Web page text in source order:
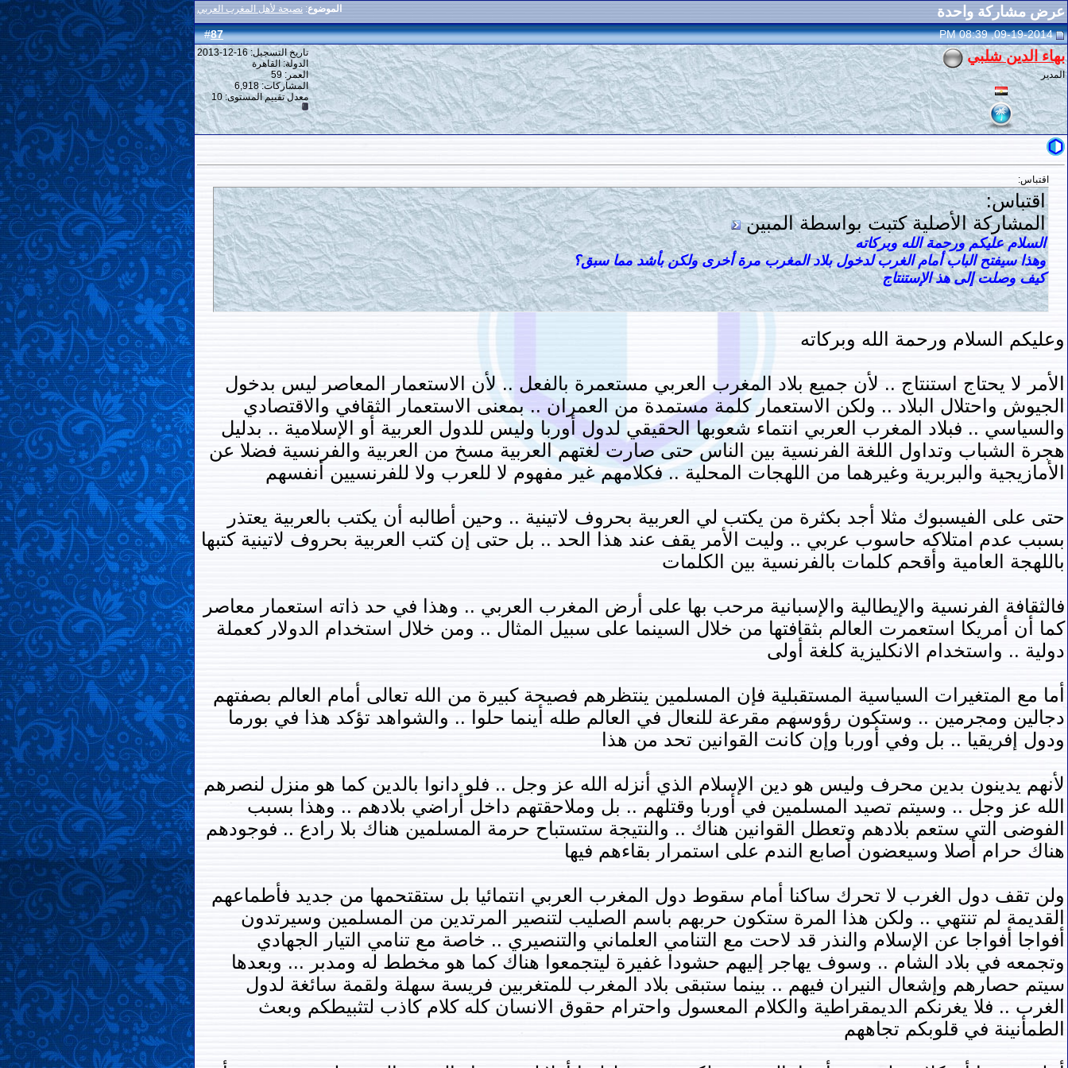
الموضوع: نصيحة لأهل المغرب العربي عرض مشاركة واحدة
#
87 09-19-2014, 08:39 PM
بهاء الدين شلبي
المدير
تاريخ التسجيل: 16-12-2013
الدولة: القاهرة
العمر: 59
المشاركات: 6,918
معدل تقييم المستوى: 10
اقتباس:
اقتباس:
المشاركة الأصلية كتبت بواسطة المبين
السلام عليكم ورحمة الله وبركاته
وهذا سيفتح الباب أمام الغرب لدخول بلاد المغرب مرة أخرى ولكن بأشد مما سبق؟
كيف وصلت إلى هذ الإستنتاج
وعليكم السلام ورحمة الله وبركاته
الأمر لا يحتاج استنتاج .. لأن جميع بلاد المغرب العربي مستعمرة بالفعل .. لأن الاستعمار المعاصر ليس بدخول
الجيوش واحتلال البلاد .. ولكن الاستعمار كلمة مستمدة من العمران .. بمعنى الاستعمار الثقافي والاقتصادي
والسياسي .. فبلاد المغرب العربي انتماء شعوبها الحقيقي لدول أوربا وليس للدول العربية أو الإسلامية .. بدليل
هجرة الشباب وتداول اللغة الفرنسية بين الناس حتى صارت لغتهم العربية مسخ من العربية والفرنسية فضلا عن
الأمازيجية والبربرية وغيرهما من اللهجات المحلية .. فكلامهم غير مفهوم لا للعرب ولا للفرنسيين أنفسهم
حتى على الفيسبوك مثلا أجد بكثرة من يكتب لي العربية بحروف لاتينية .. وحين أطالبه أن يكتب بالعربية يعتذر
بسبب عدم امتلاكه حاسوب عربي .. وليت الأمر يقف عند هذا الحد .. بل حتى إن كتب العربية بحروف لاتينية كتبها
باللهجة العامية وأقحم كلمات بالفرنسية بين الكلمات
فالثقافة الفرنسية والإيطالية والإسبانية مرحب بها على أرض المغرب العربي .. وهذا في حد ذاته استعمار معاصر
كما أن أمريكا استعمرت العالم بثقافتها من خلال السينما على سبيل المثال .. ومن خلال استخدام الدولار كعملة
دولية .. واستخدام الانكليزية كلغة أولى
أما مع المتغيرات السياسية المستقبلية فإن المسلمين ينتظرهم فصيحة كبيرة من الله تعالى أمام العالم بصفتهم
دجالين ومجرمين .. وستكون رؤوسهم مقرعة للنعال في العالم طله أينما حلوا .. والشواهد تؤكد هذا في بورما
ودول إفريقيا .. بل وفي أوربا وإن كانت القوانين تحد من هذا
لأنهم يدينون بدين محرف وليس هو دين الإسلام الذي أنزله الله عز وجل .. فلو دانوا بالدين كما هو منزل لنصرهم
الله عز وجل .. وسيتم تصيد المسلمين في أوربا وقتلهم .. بل وملاحقتهم داخل أراضي بلادهم .. وهذا بسبب
الفوضى التي ستعم بلادهم وتعطل القوانين هناك .. والنتيجة ستستباح حرمة المسلمين هناك بلا رادع .. فوجودهم
هناك حرام أصلا وسيعضون أصابع الندم على استمرار بقاءهم فيها
ولن تقف دول الغرب لا تحرك ساكنا أمام سقوط دول المغرب العربي انتمائيا بل ستقتحمها من جديد فأطماعهم
القديمة لم تنتهي .. ولكن هذا المرة ستكون حربهم باسم الصليب لتنصير المرتدين من المسلمين وسيرتدون
أفواجا أفواجا عن الإسلام والنذر قد لاحت مع التنامي العلماني والتنصيري .. خاصة مع تنامي التيار الجهادي
وتجمعه في بلاد الشام .. وسوف يهاجر إليهم حشودا غفيرة ليتجمعوا هناك كما هو مخطط له ومدبر ... وبعدها
سيتم حصارهم وإشعال النيران فيهم .. بينما ستبقى بلاد المغرب للمتغربين فريسة سهلة ولقمة سائغة لدول
الغرب .. فلا يغرنكم الديمقراطية والكلام المعسول واحترام حقوق الانسان كله كلام كاذب لتثبيطكم وبعث
الطمأنينة في قلوبكم تجاههم